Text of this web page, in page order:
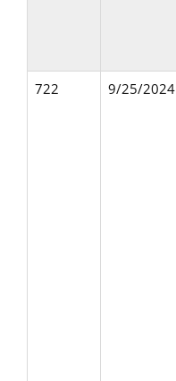
722
9/25/2024